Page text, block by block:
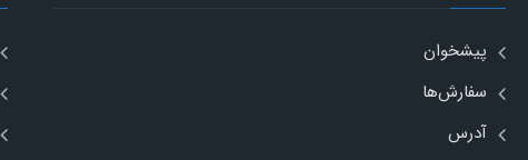
پیشخوان
سفارش‌ها
آدرس